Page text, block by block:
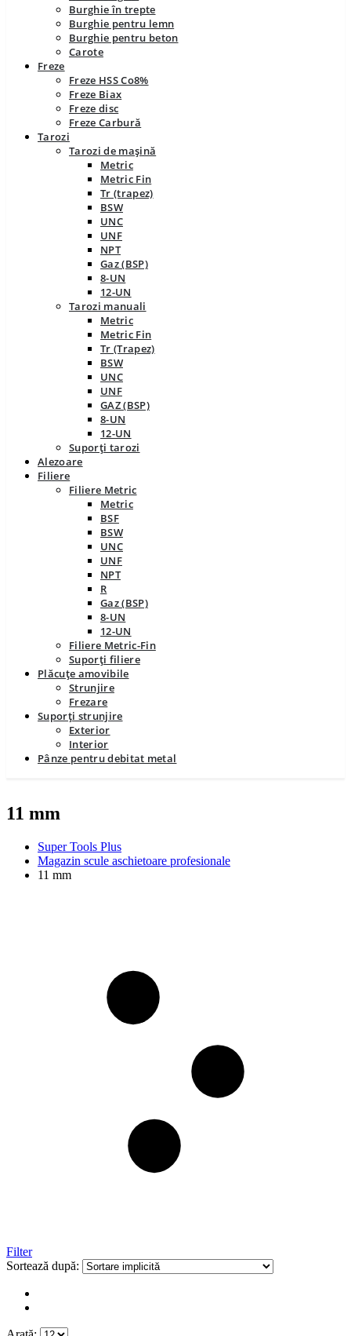
Burghie în trepte
Burghie pentru lemn
Burghie pentru beton
Carote
Freze
Freze HSS Co8%
Freze Biax
Freze disc
Freze Carbură
Tarozi
Tarozi de mașină
Metric
Metric Fin
Tr (trapez)
BSW
UNC
UNF
NPT
Gaz (BSP)
8-UN
12-UN
Tarozi manuali
Metric
Metric Fin
Tr (Trapez)
BSW
UNC
UNF
GAZ (BSP)
8-UN
12-UN
Suporți tarozi
Alezoare
Filiere
Filiere Metric
Metric
BSF
BSW
UNC
UNF
NPT
R
Gaz (BSP)
8-UN
12-UN
Filiere Metric-Fin
Suporți filiere
Plăcuțe amovibile
Strunjire
Frezare
Suporți strunjire
Exterior
Interior
Pânze pentru debitat metal
11 mm
Super Tools Plus
Magazin scule aschietoare profesionale
11 mm
Filter
Sortează după: